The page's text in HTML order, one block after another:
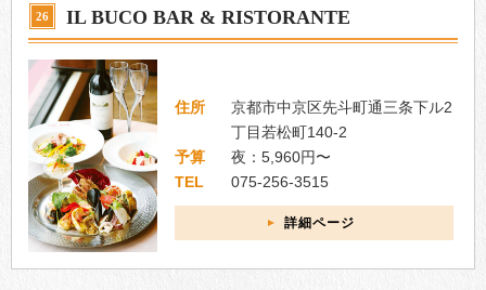
26 IL BUCO BAR & RISTORANTE
住所
京都市中京区先斗町通三条下ル2
丁目若松町140-2
予算
夜：5,960円〜
TEL
075-256-3515
詳細ページ